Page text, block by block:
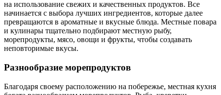
на использование свежих и качественных продуктов. Все
начинается с выбора лучших ингредиентов, которые далее
превращаются в ароматные и вкусные блюда. Местные повара
и кулинары тщательно подбирают местную рыбу,
морепродукты, мясо, овощи и фрукты, чтобы создавать
неповторимые вкусы.
Разнообразие морепродуктов
Благодаря своему расположению на побережье, местная кухня